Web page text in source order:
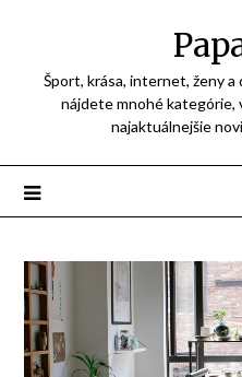
Šport, krása, internet, ženy
nájdete mnohé
najaktuálnejšie